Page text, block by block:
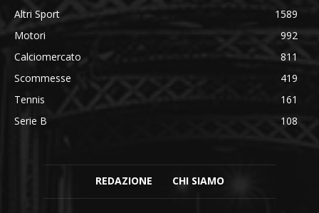
Altri Sport
1589
Motori
992
Calciomercato
811
Scommesse
419
Tennis
161
Serie B
108
REDAZIONE CHI SIAMO